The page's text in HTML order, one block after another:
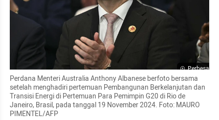
Perbesar
Perdana Menteri Australia Anthony Albanese berfoto bersama
setelah menghadiri pertemuan Pembangunan Berkelanjutan dan
Transisi Energi di Pertemuan Para Pemimpin G20 di Rio de
Janeiro, Brasil, pada tanggal 19 November 2024. Foto: MAURO
PIMENTEL/AFP